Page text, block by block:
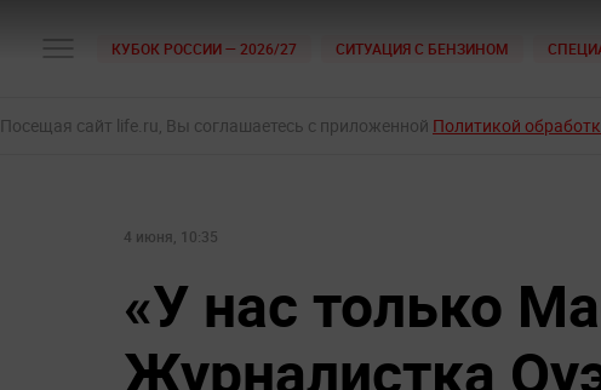
КУБОК РОССИИ — 2026/27 СИТУАЦИЯ С БЕНЗИНОМ
Посещая сайт life.ru, Вы соглашаетесь с приложенной Политикой
4 июня, 10:35
«У нас только
Журналистка